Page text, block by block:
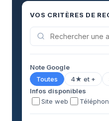
VOS CRITÈRES DE
Note Google
Toutes
4★ et +
Infos disponibles
Site web